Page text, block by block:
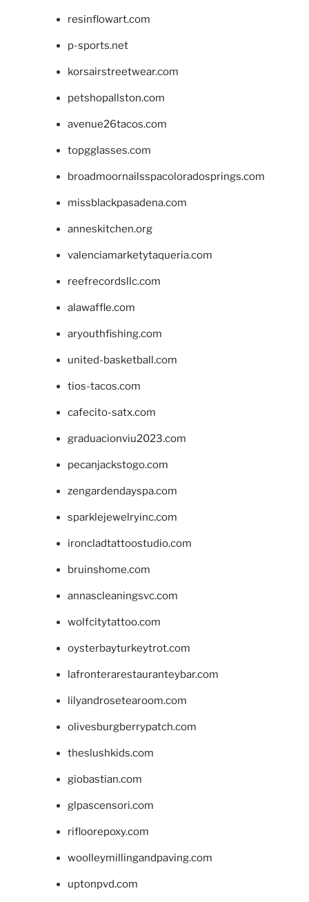
resinflowart.com
p-sports.net
korsairstreetwear.com
petshopallston.com
avenue26tacos.com
topgglasses.com
broadmoornailsspacoloradosprings.com
missblackpasadena.com
anneskitchen.org
valenciamarketytaqueria.com
reefrecordsllc.com
alawaffle.com
aryouthfishing.com
united-basketball.com
tios-tacos.com
cafecito-satx.com
graduacionviu2023.com
pecanjackstogo.com
zengardendayspa.com
sparklejewelryinc.com
ironcladtattoostudio.com
bruinshome.com
annascleaningsvc.com
wolfcitytattoo.com
oysterbayturkeytrot.com
lafronterarestauranteybar.com
lilyandrosetearoom.com
olivesburgberrypatch.com
theslushkids.com
giobastian.com
glpascensori.com
rifloorepoxy.com
woolleymillingandpaving.com
uptonpvd.com